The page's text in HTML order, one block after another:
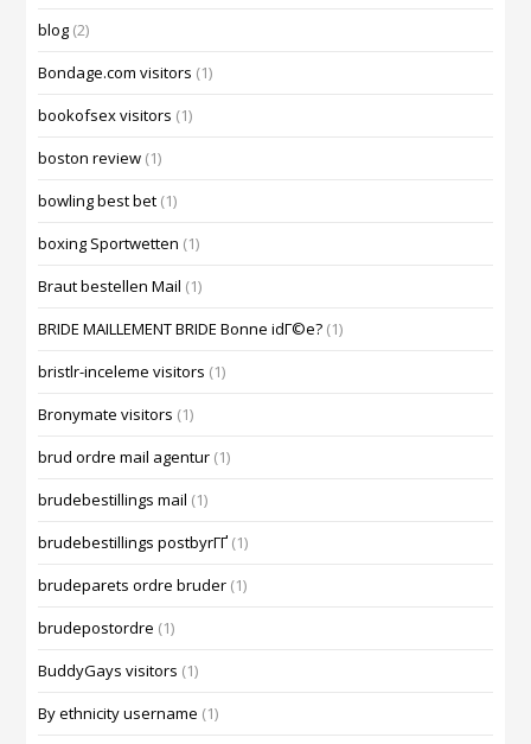
blog (2)
Bondage.com visitors (1)
bookofsex visitors (1)
boston review (1)
bowling best bet (1)
boxing Sportwetten (1)
Braut bestellen Mail (1)
BRIDE MAILLEMENT BRIDE Bonne idГ©e? (1)
bristlr-inceleme visitors (1)
Bronymate visitors (1)
brud ordre mail agentur (1)
brudebestillings mail (1)
brudebestillings postbyrГҐ (1)
brudeparets ordre bruder (1)
brudepostordre (1)
BuddyGays visitors (1)
By ethnicity username (1)